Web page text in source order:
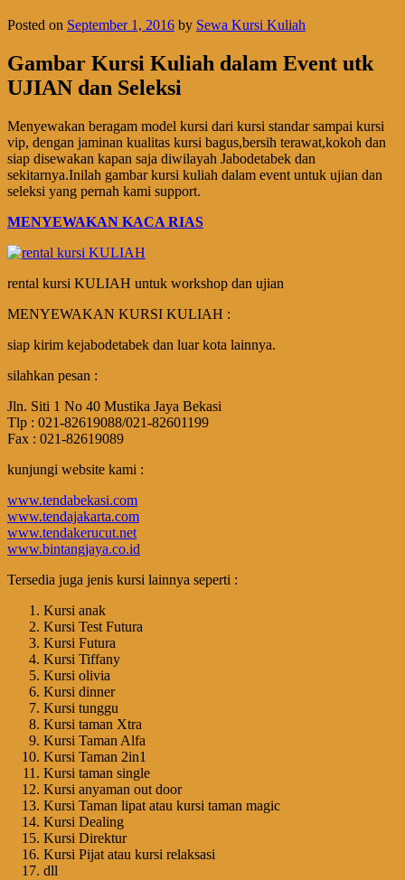
Posted on September 1, 2016 by Sewa Kursi Kuliah
Gambar Kursi Kuliah dalam Event utk
UJIAN dan Seleksi
Menyewakan beragam model kursi dari kursi standar sampai kursi
vip, dengan jaminan kualitas kursi bagus,bersih terawat,kokoh dan
siap disewakan kapan saja diwilayah Jabodetabek dan
sekitarnya.Inilah gambar kursi kuliah dalam event untuk ujian dan
seleksi yang pernah kami support.
MENYEWAKAN KACA RIAS
rental kursi KULIAH untuk workshop dan ujian
MENYEWAKAN KURSI KULIAH :
siap kirim kejabodetabek dan luar kota lainnya.
silahkan pesan :
Jln. Siti 1 No 40 Mustika Jaya Bekasi
Tlp : 021-82619088/021-82601199
Fax : 021-82619089
kunjungi website kami :
www.tendabekasi.com
www.tendajakarta.com
www.tendakerucut.net
www.bintangjaya.co.id
Tersedia juga jenis kursi lainnya seperti :
Kursi anak
Kursi Test Futura
Kursi Futura
Kursi Tiffany
Kursi olivia
Kursi dinner
Kursi tunggu
Kursi taman Xtra
Kursi Taman Alfa
Kursi Taman 2in1
Kursi taman single
Kursi anyaman out door
Kursi Taman lipat atau kursi taman magic
Kursi Dealing
Kursi Direktur
Kursi Pijat atau kursi relaksasi
dll